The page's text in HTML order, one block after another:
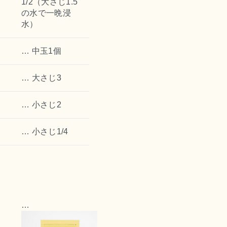
1/2（大さじ1.5
の水で一晩浸
水）
中玉1個
大さじ3
小さじ2
小さじ1/4